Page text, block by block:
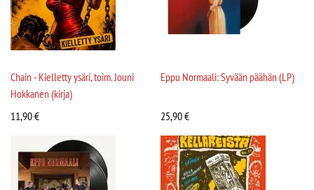
Chain - Kielletty ysäri, toim. Jouni
Hokkanen (kirja)
11,90€
Eppu Normaali: Syvään päähän (LP)
25,90€